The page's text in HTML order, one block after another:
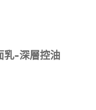
乳-深層控油